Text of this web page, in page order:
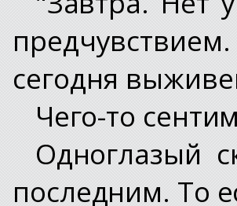
сегодня
Чего-то
Одноглазый
последним. То